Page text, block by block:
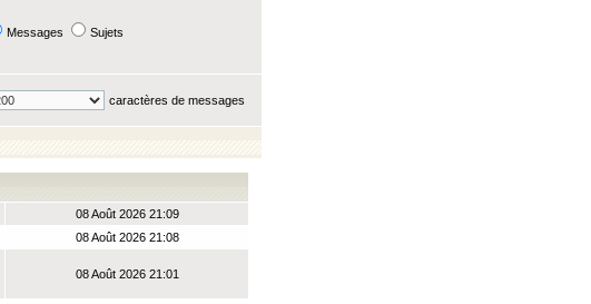
Messages Sujets
caractères de messages
08 Août 2026 21:09
08 Août 2026 21:08
08 Août 2026 21:01